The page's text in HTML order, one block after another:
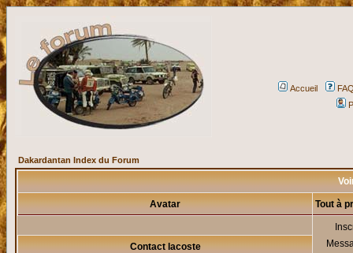
Accueil
Dakardantan Index du Forum
Avatar Tout à
Contact lacoste